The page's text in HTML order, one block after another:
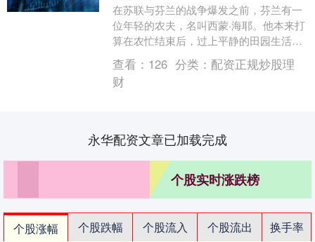
在苏联与芬兰的战争爆发之前，芬兰有一
位年轻的农夫，名叫西蒙·海耶。他本来打
算在农忙结束后，过上平静的田园生活，
期待着一年后的归乡。然而，命运给了他
一个不平凡的转....
查看： 126 分类： 配资正规炒股理
财
永华配资文章已加载完成
个股实时涨跌榜
个股涨幅 个股跌幅 个股流入 个股流出
换手率